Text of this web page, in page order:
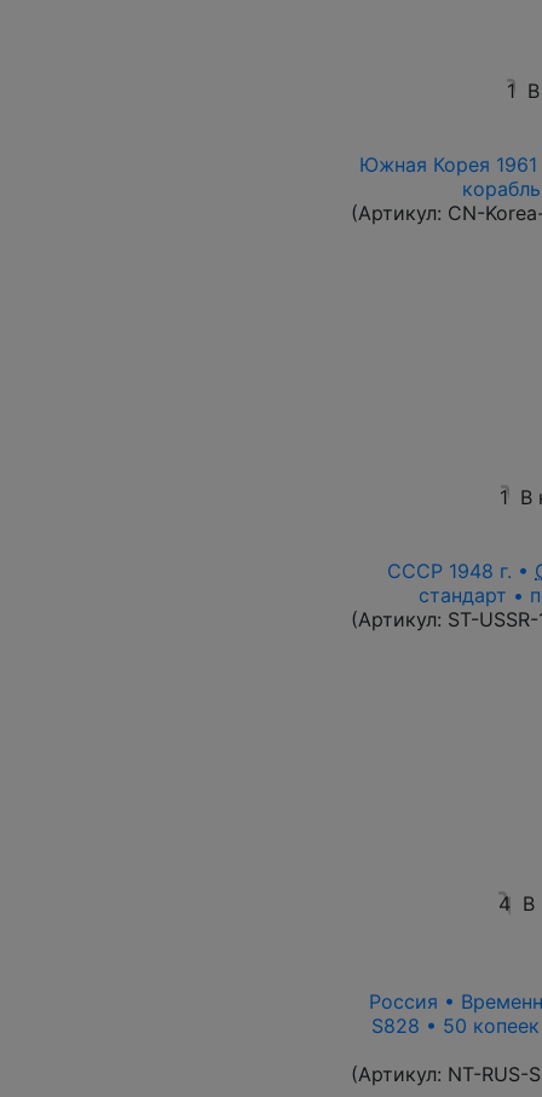
1
Южная Корея 1961
(Артикул: CN-
1 В
СССР 1948 г. •
стандарт •
(Артикул: ST-
4 В
Россия •
S828 • 50
(Артикул: NT-RUS-